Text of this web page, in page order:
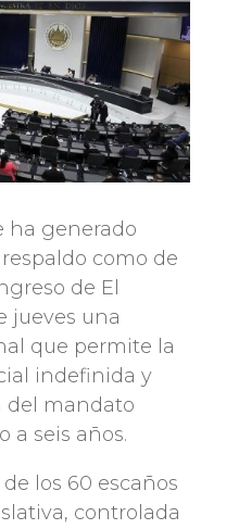
ha generado
como de
de El
jueves una
que permite la
indefinida y
del mandato
a seis años.
los 60 escaños
controlada